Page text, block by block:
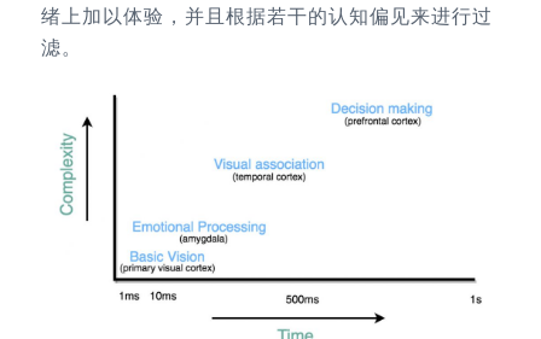
绪上加以体验，并且根据若干的认知偏见来进行过
滤。